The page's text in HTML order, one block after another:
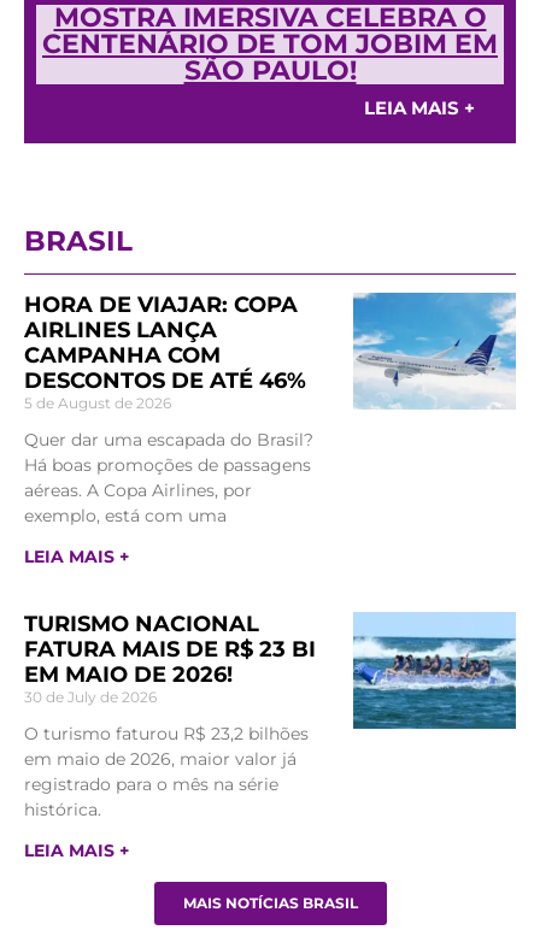
MOSTRA IMERSIVA CELEBRA O
CENTENÁRIO DE TOM JOBIM EM
SÃO PAULO!
LEIA MAIS +
BRASIL
HORA DE VIAJAR: COPA
AIRLINES LANÇA
CAMPANHA COM
DESCONTOS DE ATÉ 46%
5 de August de 2026
Quer dar uma escapada do Brasil?
Há boas promoções de passagens
aéreas. A Copa Airlines, por
exemplo, está com uma
LEIA MAIS +
TURISMO NACIONAL
FATURA MAIS DE R$ 23 BI
EM MAIO DE 2026!
30 de July de 2026
O turismo faturou R$ 23,2 bilhões
em maio de 2026, maior valor já
registrado para o mês na série
histórica.
LEIA MAIS +
MAIS NOTÍCIAS BRASIL